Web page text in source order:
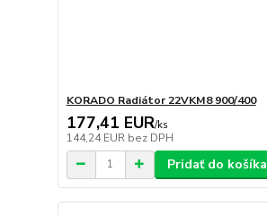
KORADO Radiátor 22VKM8 900/400
177,41 EUR/ks
144,24 EUR bez DPH
Pridať do košíka